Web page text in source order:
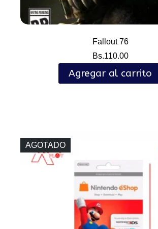
Fallout 76
Bs.110.00
Agregar al carrito
AGOTADO